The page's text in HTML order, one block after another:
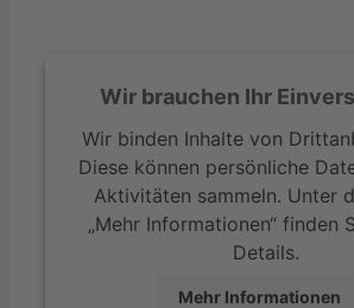
Wir brauchen Ihr
Wir binden Inhalte von
Diese können persönliche
Aktivitäten sammeln. Unter
„Mehr Informationen“ finden
Details.
Mehr Informationen